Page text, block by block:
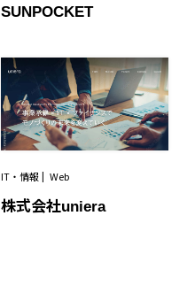
SUNPOCKET
IT・情報 Web
株式会社uniera